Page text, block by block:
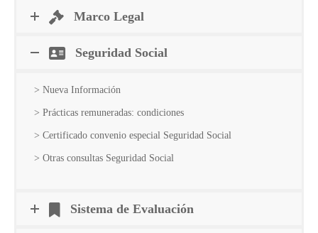
Marco Legal
Seguridad Social
> Nueva Información
> Prácticas remuneradas: condiciones
> Certificado convenio especial Seguridad Social
> Otras consultas Seguridad Social
Sistema de Evaluación